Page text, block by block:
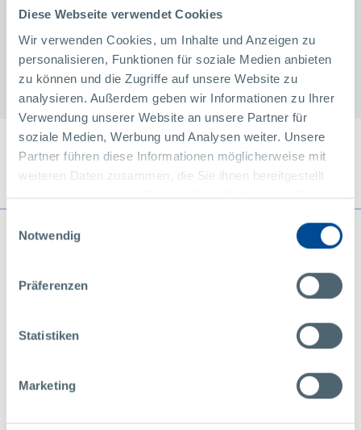
Diese Webseite verwendet Cookies
Wir verwenden Cookies, um Inhalte und Anzeigen zu
personalisieren, Funktionen für soziale Medien anbieten
zu können und die Zugriffe auf unsere Website zu
analysieren. Außerdem geben wir Informationen zu Ihrer
Verwendung unserer Website an unsere Partner für
soziale Medien, Werbung und Analysen weiter. Unsere
Partner führen diese Informationen möglicherweise mit
weiteren Daten zusammen, die Sie ihnen bereitgestellt
haben oder die sie im Rahmen Ihrer Nutzung der Dienste
Notwendig
Präferenzen
Statistiken
Marketing
Moldflow, Ansys, Kisssoft
7个实现步骤